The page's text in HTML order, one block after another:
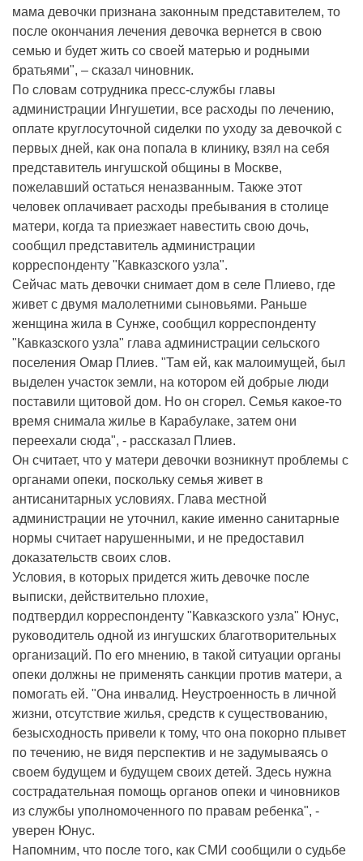
мама девочки признана законным представителем, то
после окончания лечения девочка вернется в свою
семью и будет жить со своей матерью и родными
братьями", – сказал чиновник.
По словам сотрудника пресс-службы главы
администрации Ингушетии, все расходы по лечению,
оплате круглосуточной сиделки по уходу за девочкой с
первых дней, как она попала в клинику, взял на себя
представитель ингушской общины в Москве,
пожелавший остаться неназванным. Также этот
человек оплачивает расходы пребывания в столице
матери, когда та приезжает навестить свою дочь,
сообщил представитель администрации
корреспонденту "Кавказского узла".
Сейчас мать девочки снимает дом в селе Плиево, где
живет с двумя малолетними сыновьями. Раньше
женщина жила в Сунже, сообщил корреспонденту
"Кавказского узла" глава администрации сельского
поселения Омар Плиев. "Там ей, как малоимущей, был
выделен участок земли, на котором ей добрые люди
поставили щитовой дом. Но он сгорел. Семья какое-то
время снимала жилье в Карабулаке, затем они
переехали сюда", - рассказал Плиев.
Он считает, что у матери девочки возникнут проблемы с
органами опеки, поскольку семья живет в
антисанитарных условиях. Глава местной
администрации не уточнил, какие именно санитарные
нормы считает нарушенными, и не предоставил
доказательств своих слов.
Условия, в которых придется жить девочке после
выписки, действительно плохие,
подтвердил корреспонденту "Кавказского узла" Юнус,
руководитель одной из ингушских благотворительных
организаций. По его мнению, в такой ситуации органы
опеки должны не применять санкции против матери, а
помогать ей. "Она инвалид. Неустроенность в личной
жизни, отсутствие жилья, средств к существованию,
безысходность привели к тому, что она покорно плывет
по течению, не видя перспектив и не задумываясь о
своем будущем и будущем своих детей. Здесь нужна
сострадательная помощь органов опеки и чиновников
из службы уполномоченного по правам ребенка", -
уверен Юнус.
Напомним, что после того, как СМИ сообщили о судьбе